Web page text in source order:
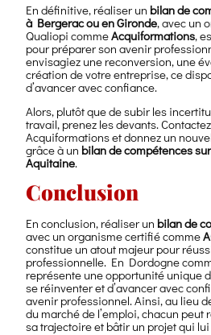
En définitive, réaliser un bilan de
à Bergerac ou en Gironde, avec un
Qualiopi commeAcquiformations,
pour préparer son avenir
envisagiez une reconversion, une
création de votre entreprise, ce
d’avancer avec confiance.
Alors, plutôt que de subir les
travail, prenez les devants.
Acquiformations et donnez un
grâce à un bilan de compétences
Aquitaine.
Conclusion
En conclusion, réaliser un bilan de
avec un organisme certifié comme
constitue un atout majeur pour
professionnelle. En Dordogne
représente une opportunité unique
se réinventer et d’avancer avec
avenir professionnel. Ainsi, au lieu
du marché de l’emploi, chacun
sa trajectoire et bâtir un projet qui